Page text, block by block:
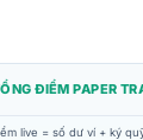
ĐIỂM PAPER
live = số dư ví + ký